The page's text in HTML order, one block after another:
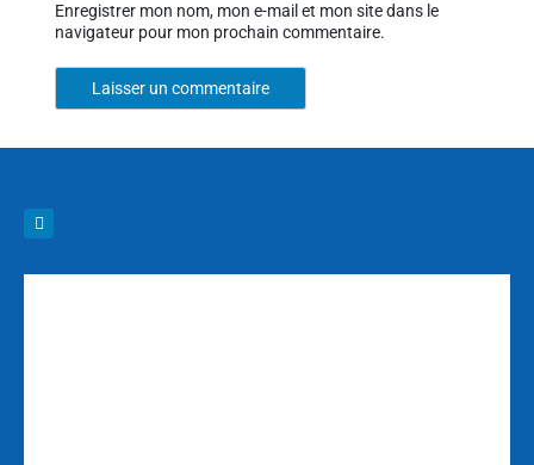
Enregistrer mon nom, mon e-mail et mon site dans le
navigateur pour mon prochain commentaire.